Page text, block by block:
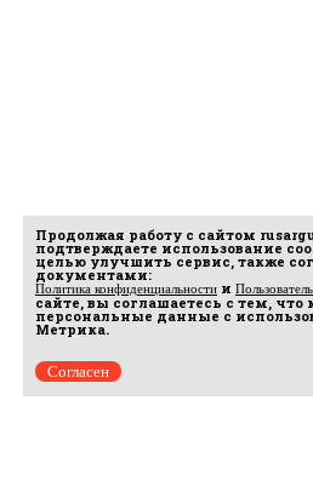
Продолжая работу с сайтом
подтверждаете использование
целью улучшить сервис, также
документами:
Политика конфиденциальности и
сайте, вы соглашаетесь с тем,
персональные данные с
Метрика.
Согласен